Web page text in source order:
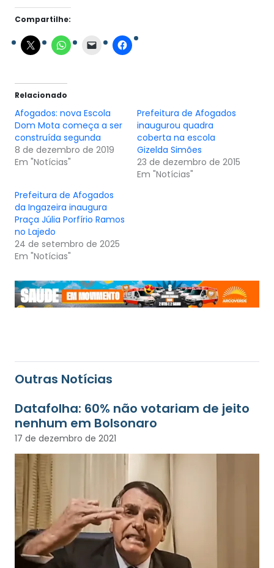
Compartilhe:
Relacionado
Afogados: nova Escola
Dom Mota começa a ser
construída segunda
8 de dezembro de 2019
Em "Notícias"
Prefeitura de Afogados
inaugurou quadra
coberta na escola
23 de dezembro de 2015
Em "Notícias"
Prefeitura de Afogados
da Ingazeira inaugura
Praça Júlia Porfírio Ramos
no Lajedo
24 de setembro de 2025
Em "Notícias"
Outras Notícias
Datafolha: 60% não votariam de jeito
nenhum em Bolsonaro
17 de dezembro de 2021